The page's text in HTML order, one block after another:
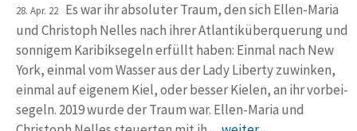
28. Apr. 22 Es war ihr absoluter Traum, den sich Ellen-Maria
und Christoph Nelles nach ihrer Atlantik­über­querung und
sonnigem Karibik­segeln erfüllt haben: Einmal nach New
York, einmal vom Wasser aus der Lady Liberty zuwinken,
einmal auf eigenem Kiel, oder besser Kielen, an ihr vorbei­
segeln. 2019 wurde der Traum war. Ellen-Maria und